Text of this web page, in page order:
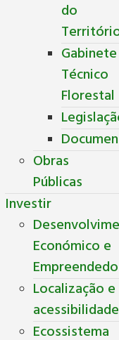
do
Gabinete
Técnico
Florestal
Obras
Públicas
Investir
Económico e
Localização e
Ecossistema